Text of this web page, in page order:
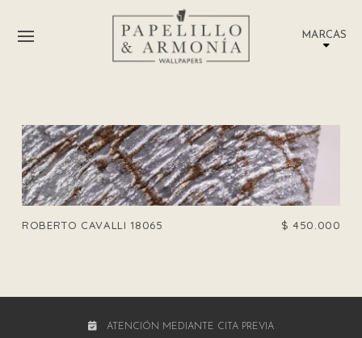
MARCAS
ROBERTO CAVALLI 18065 $ 450.000
ATENCIÓN MEDIANTE CITA PREVIA